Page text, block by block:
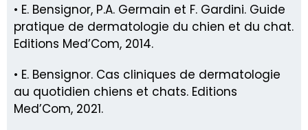
• E. Bensignor, P.A. Germain et F. Gardini. Guide
pratique de dermatologie du chien et du chat.
Editions Med’Com, 2014.
• E. Bensignor. Cas cliniques de dermatologie
au quotidien chiens et chats. Editions
Med’Com, 2021.